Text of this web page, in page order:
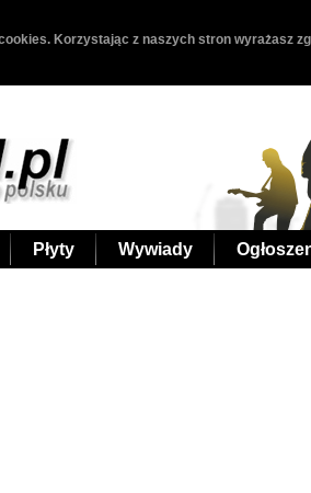
Korzystając z naszych stron wyrażasz
Płyty Wywiady